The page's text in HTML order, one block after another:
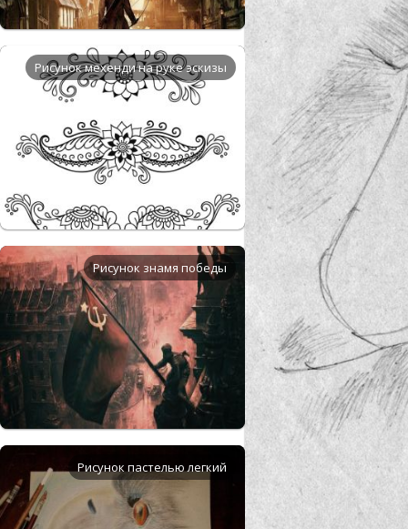
Рисунок мехенди на руке эскизы
Рисунок знамя победы
Рисунок пастелью легкий